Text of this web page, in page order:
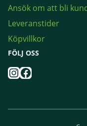
Ansök om att bli
Leveranstider
Köpvillkor
FÖLJ OSS
Instagram
Facebook